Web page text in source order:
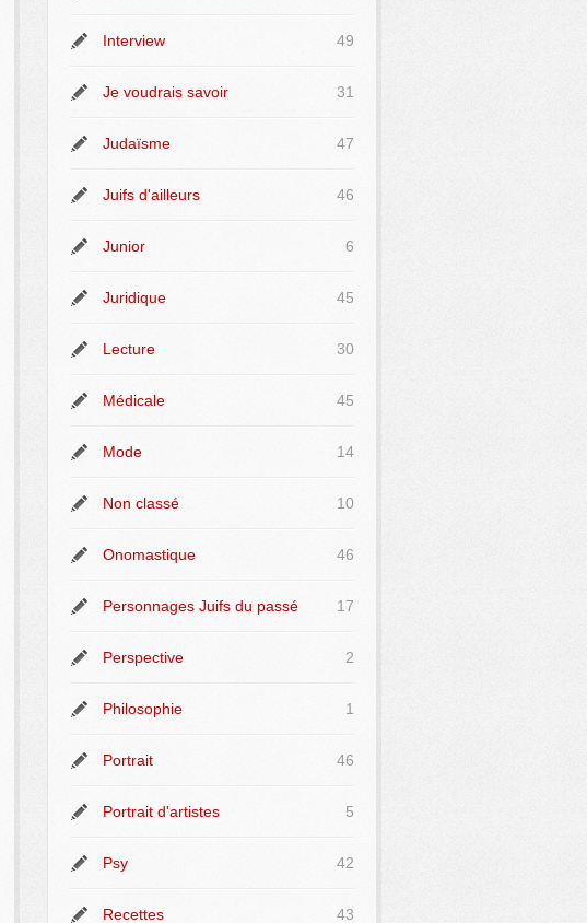
Interview 49
Je voudrais savoir 31
Judaïsme 47
Juifs d'ailleurs 46
Junior 6
Juridique 45
Lecture 30
Médicale 45
Mode 14
Non classé 10
Onomastique 46
Personnages Juifs du passé 17
Perspective 2
Philosophie 1
Portrait 46
Portrait d'artistes 5
Psy 42
Recettes 43